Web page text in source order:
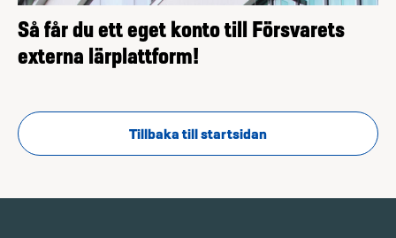
Så får du ett eget konto till Försvarets
externa lärplattform!
Tillbaka till startsidan